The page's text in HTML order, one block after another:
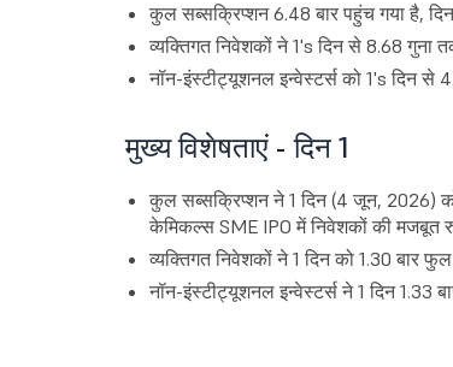
कुल सब्सक्रिप्शन 6.48 बार पहुंच गया है,
व्यक्तिगत निवेशकों ने 1's दिन से 8.68 गुना
नॉन-इंस्टीट्यूशनल इन्वेस्टर्स को 1's दिन से
मुख्य विशेषताएं - दिन 1
कुल सब्सक्रिप्शन ने 1 दिन (4 जून, 2026)
केमिकल्स SME IPO में निवेशकों की मजबूत
व्यक्तिगत निवेशकों ने 1 दिन को 1.30 बार
नॉन-इंस्टीट्यूशनल इन्वेस्टर्स ने 1 दिन 1.33